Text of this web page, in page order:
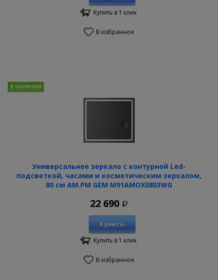
Купить в 1 клик
В избранное
Универсальное зеркало с контурной Led-
подсветкой, часами и косметическим зеркалом,
80 см AM.PM GEM M91AMOX0803WG
В НАЛИЧИИ
22 690 Р
Купить
Купить в 1 клик
В избранное